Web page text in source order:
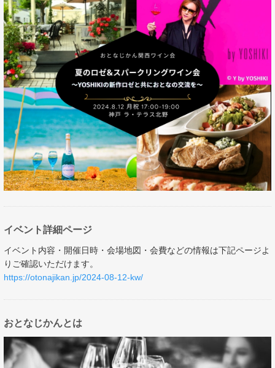
イベント詳細ページ
イベント内容・開催日時・会場地図・会費などの情報は下記ページよ
りご確認いただけます。
https://otonajikan.jp/2024-08-12-kw/
おとなじかんとは